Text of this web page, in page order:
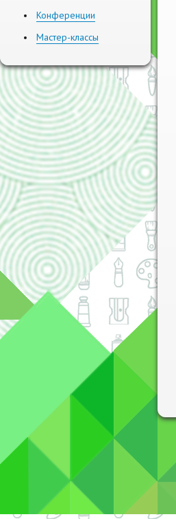
Конференции
Мастер-классы